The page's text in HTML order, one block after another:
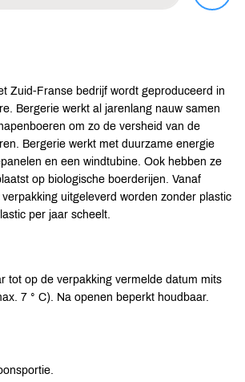
Zuid-Franse bedrijf wordt geproduceerd in
Bergerie werkt al jarenlang nauw samen
om zo de versheid van de
Bergerie werkt met duurzame energie
en een windtubine. Ook hebben ze
op biologische boerderijen. Vanaf
uitgeleverd worden zonder plastic
per jaar scheelt.
tot op de verpakking vermelde datum mits
7 ° C). Na openen beperkt houdbaar.